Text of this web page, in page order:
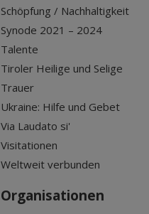
Schöpfung / Nachhaltigkeit
Synode 2021 – 2024
Talente
Tiroler Heilige und Selige
Trauer
Ukraine: Hilfe und Gebet
Via Laudato si'
Visitationen
Weltweit verbunden
Organisationen